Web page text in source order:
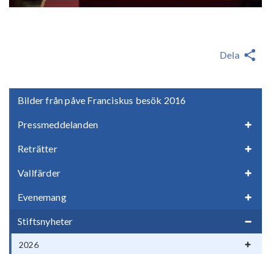
Bilder från påve Franciskus besök 2016
Pressmeddelanden
Reträtter
Vallfärder
Evenemang
Stiftsnyheter
2026
Dela